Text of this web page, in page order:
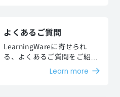
よくあるご質問
LearningWareに寄せられ
る、よくあるご質問をご紹介
Learn more